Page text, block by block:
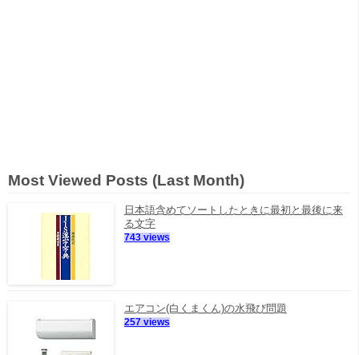
Most Viewed Posts (Last Month)
日本語含めてソートしたときに最初と最後に来
る文字
743 views
エアコン(白くまくん)の水飛び問題
257 views